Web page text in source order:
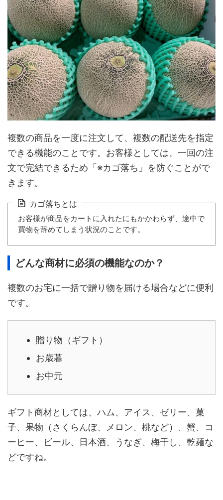
複数の商品を一度に注文して、複数の配送先を指定
できる機能のことです。お客様としては、一回の注
文で完結できるため「※カゴ落ち」を防ぐことがで
きます。
カゴ落ちとは
お客様が商品をカートに入れたにもかかわらず、途中で
買物を辞めてしまう状況のことです。
どんな商材に必須の機能なのか？
複数のお宅に一括で贈り物を届ける場合などに便利
です。
贈り物（ギフト）
お歳暮
お中元
ギフト商材としては、ハム、アイス、ゼリー、菓
子、果物（さくらんぼ、メロン、桃など）、蟹、コ
ーヒー、ビール、日本酒、うなぎ、梅干し、乾麺な
どですね。